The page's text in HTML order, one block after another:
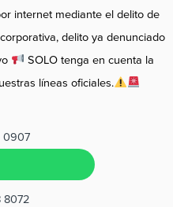
internet mediante el delito de
delito ya denunciado
SOLO tenga en cuenta la
líneas oficiales.
0907
8072